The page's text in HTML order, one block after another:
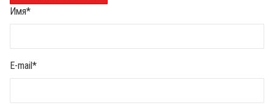
Имя*
E-mail*